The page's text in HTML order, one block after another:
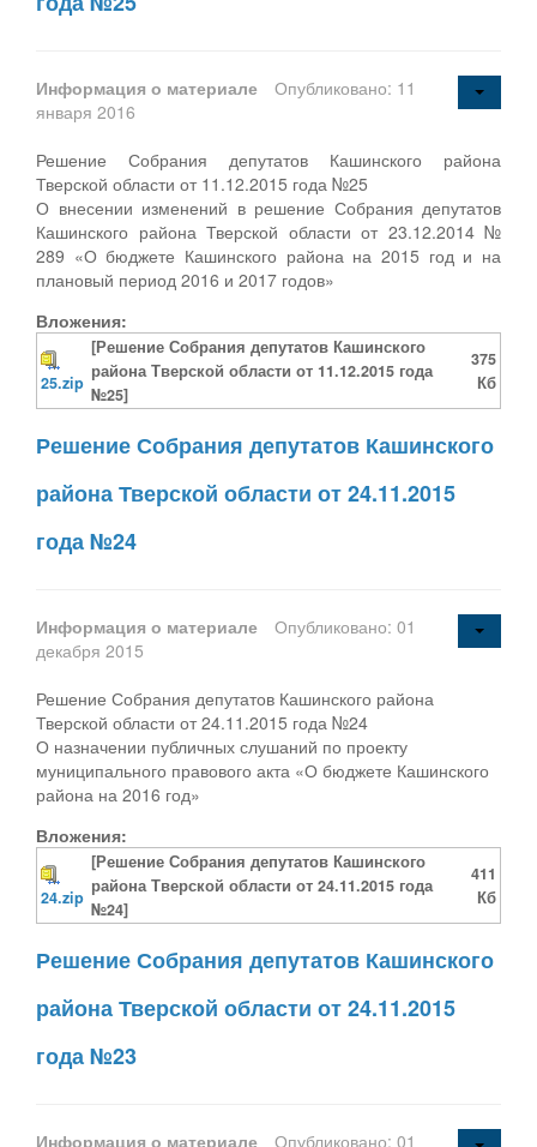
Информация о материале
Опубликовано: 11
января 2016
Решение Собрания депутатов Кашинского района
Тверской области от 11.12.2015 года №25
О внесении изменений в решение Собрания депутатов
Кашинского района Тверской области от 23.12.2014 №
289 «О бюджете Кашинского района на 2015 год и на
плановый период 2016 и 2017 годов»
Вложения:
25.zip
[Решение Собрания депутатов Кашинского
района Тверской области от 11.12.2015 года
№25]
375
Кб
Решение Собрания депутатов Кашинского
района Тверской области от 24.11.2015
года №24
Информация о материале
Опубликовано: 01
декабря 2015
Решение Собрания депутатов Кашинского района
Тверской области от 24.11.2015 года №24
О назначении публичных слушаний по проекту
муниципального правового акта «О бюджете Кашинского
района на 2016 год»
Вложения:
24.zip
[Решение Собрания депутатов Кашинского
района Тверской области от 24.11.2015 года
№24]
411
Кб
Решение Собрания депутатов Кашинского
района Тверской области от 24.11.2015
года №23
Информация о материале
Опубликовано: 01